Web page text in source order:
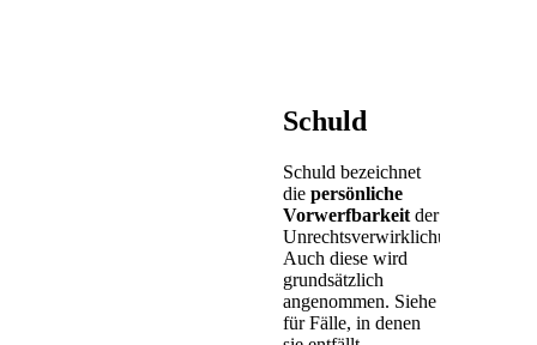
Schuld
Schuld bezeichnet
die persönliche
Vorwerfbarkeit der
Unrechtsverwirklichung.
Auch diese wird
grundsätzlich
angenommen. Siehe
für Fälle, in denen